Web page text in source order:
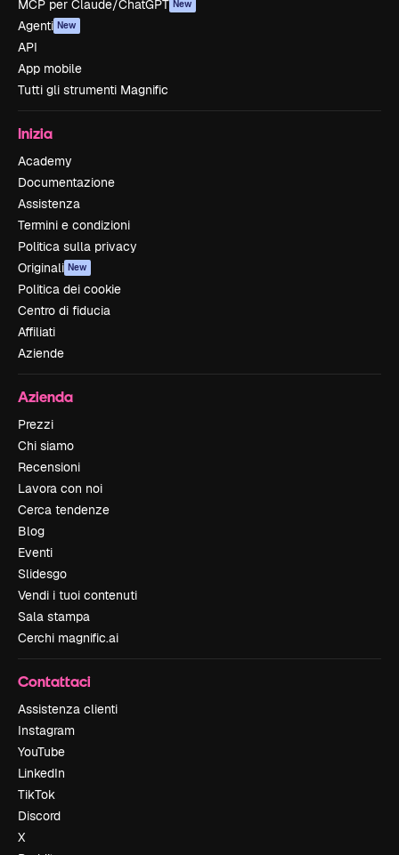
MCP per Claude/ChatGPT New
Agenti New
API
App mobile
Tutti gli strumenti Magnific
Inizia
Academy
Documentazione
Assistenza
Termini e condizioni
Politica sulla privacy
Originali New
Politica dei cookie
Centro di fiducia
Affiliati
Aziende
Azienda
Prezzi
Chi siamo
Recensioni
Lavora con noi
Cerca tendenze
Blog
Eventi
Slidesgo
Vendi i tuoi contenuti
Sala stampa
Cerchi magnific.ai
Contattaci
Assistenza clienti
Instagram
YouTube
LinkedIn
TikTok
Discord
X